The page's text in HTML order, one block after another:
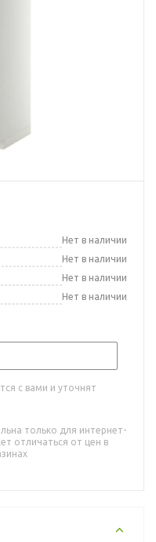
Нет в наличии
Нет в наличии
Нет в наличии
Нет в наличии
с вами и уточнят
только для интернет-
отличаться от цен в